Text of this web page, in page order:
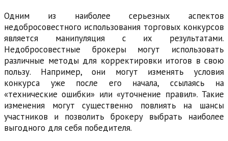
Одним из наиболее серьезных аспектов
недобросовестного использования торговых конкурсов
является манипуляция с их результатами.
Недобросовестные брокеры могут использовать
различные методы для корректировки итогов в свою
пользу. Например, они могут изменять условия
конкурса уже после его начала, ссылаясь на
«технические ошибки» или «уточнение правил». Такие
изменения могут существенно повлиять на шансы
участников и позволить брокеру выбрать наиболее
выгодного для себя победителя.